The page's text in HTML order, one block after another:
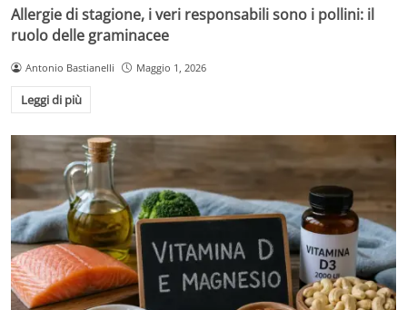
Allergie di stagione, i veri responsabili sono i pollini: il
ruolo delle graminacee
Antonio Bastianelli Maggio 1, 2026
Leggi di più